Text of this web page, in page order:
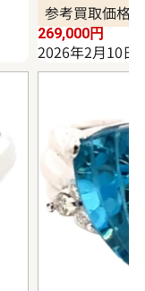
参考買取価格
269,000円
2026年2月10日